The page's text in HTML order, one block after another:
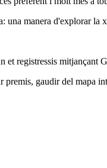
manera d'explorar la
et registressis mitjançant
gaudir del mapa